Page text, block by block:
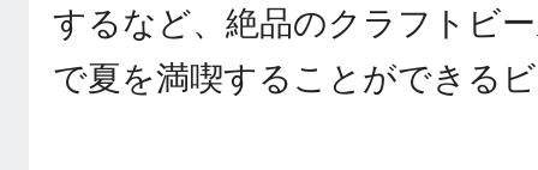
するなど、絶品のクラフトビ
で夏を満喫することができる